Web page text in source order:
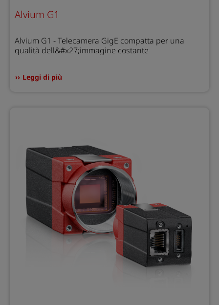
Alvium G1
Alvium G1 - Telecamera GigE compatta per una
qualità dell&#x27;immagine costante
Leggi di più